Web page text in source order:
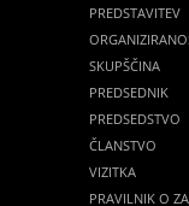
PREDSTAVITEV
SKUPŠČINA
PREDSEDNIK
PREDSEDSTVO
ČLANSTVO
VIZITKA
PRAVILNIK O